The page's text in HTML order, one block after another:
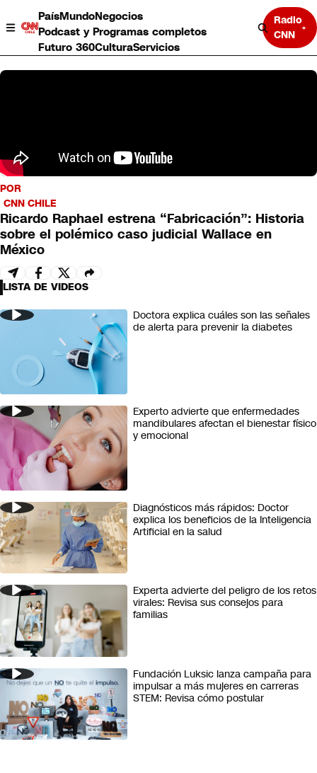
PaísMundoNegocios
Podcast y Programas completos
Futuro 360CulturaServicios
Radio
CNN
País
Mundo
Negocios
Deportes
Programas completos
Cultura
Servicios
Bits
CNN tiempo
POR
CNN CHILE
Ricardo Raphael estrena “Fabricación”: Historia
sobre el polémico caso judicial Wallace en
México
LISTA DE VIDEOS
Doctora explica cuáles son las señales
de alerta para prevenir la diabetes
Experto advierte que enfermedades
mandibulares afectan el bienestar físico
y emocional
Diagnósticos más rápidos: Doctor
explica los beneficios de la Inteligencia
Artificial en la salud
Experta advierte del peligro de los retos
virales: Revisa sus consejos para
familias
Fundación Luksic lanza campaña para
impulsar a más mujeres en carreras
STEM: Revisa cómo postular